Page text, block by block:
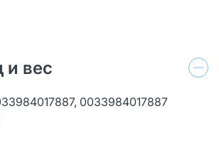
и вес
0033984017887